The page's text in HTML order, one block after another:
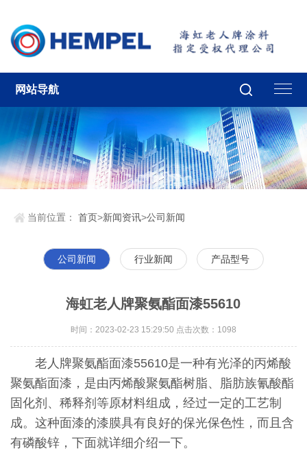
网站导航
当前位置：首页>新闻资讯>公司新闻
公司新闻 行业新闻 产品型号
海虹老人牌聚氨酯面漆55610
时间：2023-02-23 15:29:50 点击次数：1098
老人牌聚氨酯面漆55610是一种有光泽的丙烯酸
聚氨酯面漆，是由丙烯酸聚氨酯树脂、脂肪族氰酸酯
固化剂、稀释剂等原材料组成，经过一定的工艺制
成。这种面漆的漆膜具有良好的保光保色性，而且含
有磷酸锌，下面就详细介绍一下。